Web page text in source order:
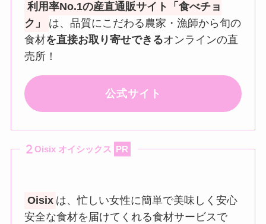
利用率No.1の産直通販サイト「食べチョ
ク」
は、品質にこだわる農家・漁師から旬の
食材を直接お取り寄せできるオンラインの直
売所！
公式サイト
Oisix オイシックス PR
Oisix は、忙しい女性に簡単で美味しく安心
安全な食材を届けてくれる食材サービスで